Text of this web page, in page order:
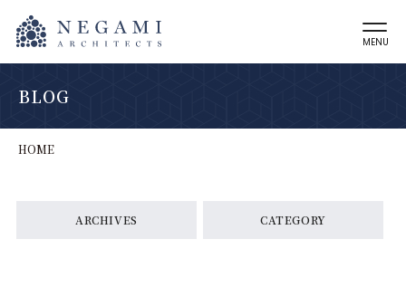
MENU
BLOG
HOME
ARCHIVES CATEGORY